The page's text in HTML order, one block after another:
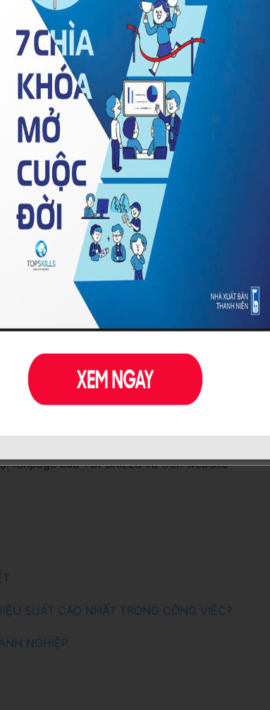
để nhìn thấu được các ứng viên có triển
phong, mức độ hoàn thành công việc của
thể đồng hành cùng công ty lâu dài được hay
khi làm việc tại công ty như:
khăn nào khác không?
ty không?
tìm được thành viên triển vọng trong tương
chắn nhà lãnh đạo sẽ có trong tay mình một
lộ trình đào tạo tại
là một “bài toán khó” đối với các doanh
đạo kế thừa. Giúp các doanh nghiệp xây dựng
là lý do Khóa đào tạo XÂY DỰNG BỘ CÔNG
luyện
được thực hành dẫn giảng bởi Giảng
trình đào tạo đặc biệt được cung cấp bởi Đối
fanpage của TOPSKILLS và trên website
SUẤT CAO NHẤT TRONG CÔNG VIỆC?
NGHIỆP